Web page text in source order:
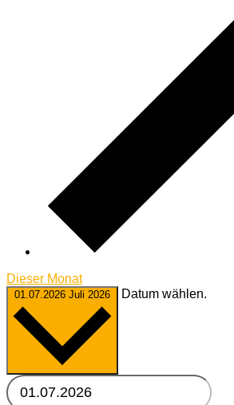
Dieser Monat
01.07.2026 Juli 2026 Datum wählen.